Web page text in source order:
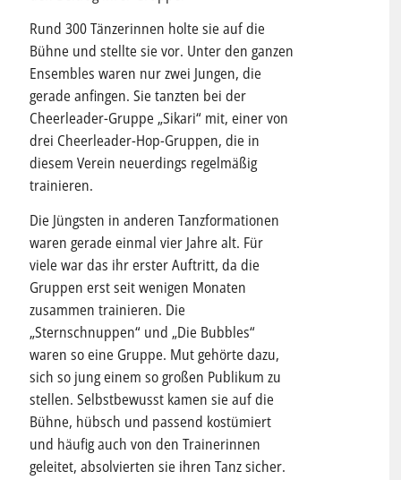
Rund 300 Tänzerinnen holte sie auf die
Bühne und stellte sie vor. Unter den ganzen
Ensembles waren nur zwei Jungen, die
gerade anfingen. Sie tanzten bei der
Cheerleader-Gruppe „Sikari“ mit, einer von
drei Cheerleader-Hop-Gruppen, die in
diesem Verein neuerdings regelmäßig
trainieren.
Die Jüngsten in anderen Tanzformationen
waren gerade einmal vier Jahre alt. Für
viele war das ihr erster Auftritt, da die
Gruppen erst seit wenigen Monaten
zusammen trainieren. Die
„Sternschnuppen“ und „Die Bubbles“
waren so eine Gruppe. Mut gehörte dazu,
sich so jung einem so großen Publikum zu
stellen. Selbstbewusst kamen sie auf die
Bühne, hübsch und passend kostümiert
und häufig auch von den Trainerinnen
geleitet, absolvierten sie ihren Tanz sicher.